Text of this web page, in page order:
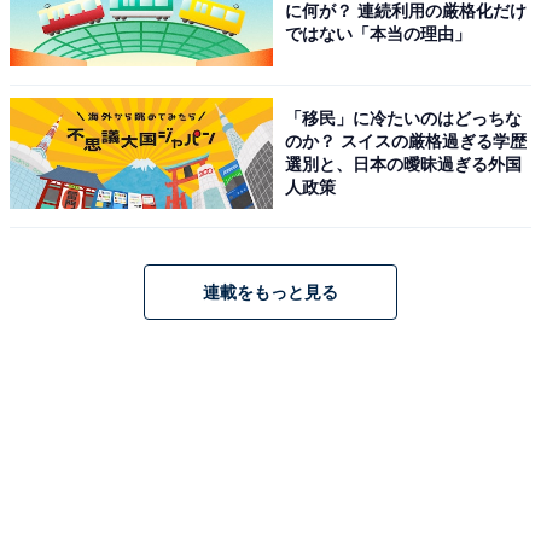
に何が？ 連続利用の厳格化だけ
ではない「本当の理由」
「移民」に冷たいのはどっちな
のか？ スイスの厳格過ぎる学歴
選別と、日本の曖昧過ぎる外国
人政策
連載をもっと見る